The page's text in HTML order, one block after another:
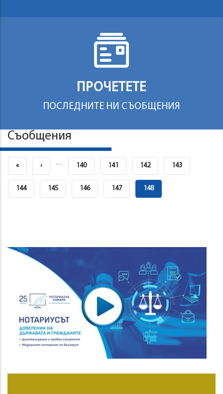
ПРОЧЕТЕТЕ
ПОСЛЕДНИТЕ НИ СЪОБЩЕНИЯ
Съобщения
Pagination
First
Page
« Previous
Page
‹ … Страница
140 Страница
141 Страница
142 Страница
143
Страница
144 Страница
145 Страница
146 Страница
147 Current
148